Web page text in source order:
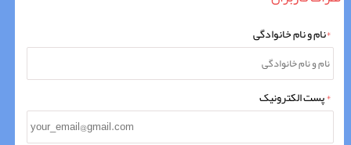
*نام و نام خانوادگی
*پست الکترونیک